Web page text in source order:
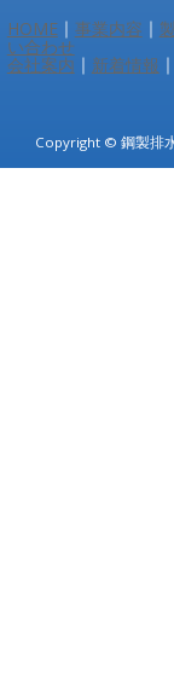
HOME｜ 事業内容 ｜
い合わせ
会社案内 ｜ 新着情報 ｜
Copyright © 鋼製排